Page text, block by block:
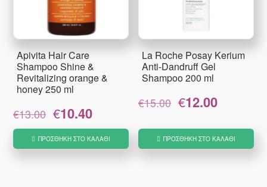
Apivita Hair Care
Shampoo Shine &
Revitalizing orange &
honey 250 ml
€13.00
Original
price
€13.00.
€10.40
είναι:
ΠΡΟΣΘΉΚΗ ΣΤΟ ΚΑΛΆΘΙ
La Roche Posay Kerium
Anti-Dandruff Gel
Shampoo 200 ml
€15.00
Original
price
€15.00.
€12.00
είναι:
ΠΡΟΣΘΉΚΗ ΣΤΟ ΚΑΛΆΘΙ